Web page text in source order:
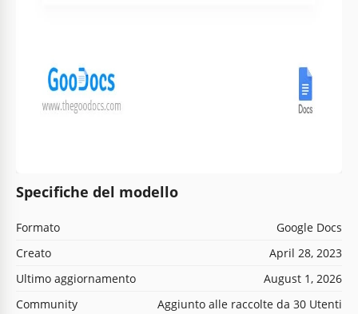
Specifiche del modello
Formato
Google Docs
Creato
April 28, 2023
Ultimo aggiornamento
August 1, 2026
Community
Aggiunto alle raccolte da 30 Utenti